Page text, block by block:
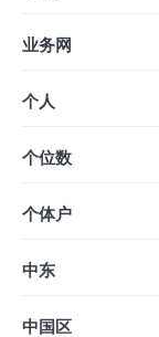
业务网
个人
个位数
个体户
中东
中国区